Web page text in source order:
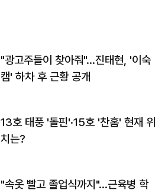
"광고주들이 찾아줘"…진태현, '이숙
캠' 하차 후 근황 공개
13호 태풍 '돌핀'·15호 '찬홈' 현재 위
치는?
"속옷 빨고 졸업식까지"…근육병 학